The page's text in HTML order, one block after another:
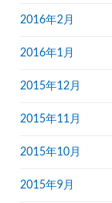
2016年2月
2016年1月
2015年12月
2015年11月
2015年10月
2015年9月